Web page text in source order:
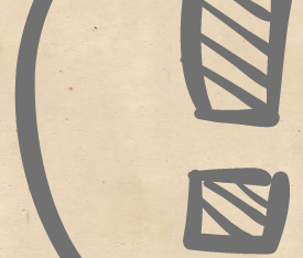
Sinds de oprichting was Trouwnog nooit
van journalisten. Zelfs na de fusie in
vier protestants-christelijke dagbladen
eveneens geldproblemen hadden, was
eenheid. Hoewel het erop leek dat het
kwam verbeterde, haakten veel lezers af.
had
de orthodoxe oorsprong
de krant nog steeds een onderdeel van
In 1975 volgde opnieuw een fusie
Perscombinatie nam
Trouwover. Dit
handen van echte krantenuitgevers
make over en er werden eisen